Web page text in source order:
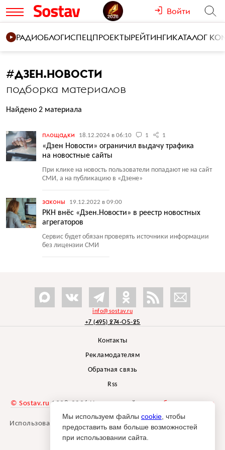
Войти
РАДИОБЛОГИСПЕЦПРОЕКТЫРЕЙТИНГИКАТАЛОГ
#ДЗЕН.НОВОСТИ
подборка материалов
Найдено 2 материала
площадки 18.12.2024 в 06:10 1 1
«Дзен Новости» ограничил выдачу трафика
на новостные сайты
При клике на новость пользователи попадают не на сайт
СМИ, а на публикацию в «Дзене»
законы 19.12.2022 в 09:00
РКН внёс «Дзен.Новости» в реестр новостных
агрегаторов
Сервис будет обязан проверять источники информации
без лицензии СМИ
info@sostav.ru
+7 (495) 274-05-25
Контакты
Рекламодателям
Обратная связь
Rss
© Sostav.ru 1998-2026 Независимый проектбрендингового
агентства Depot
Использование материалов Sostav.ru допустимо только при
указании источника.
Мы используем файлы cookie , чтобы
предоставить вам больше возможностей
при использовании сайта.